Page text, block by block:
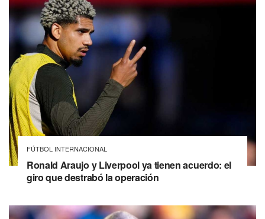
FÚTBOL INTERNACIONAL
Ronald Araujo y Liverpool ya tienen acuerdo: el
giro que destrabó la operación